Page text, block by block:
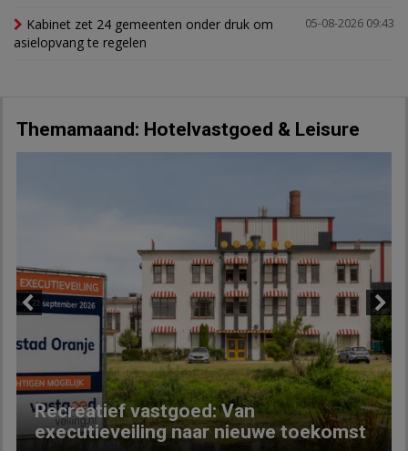
05-08-2026 09:43
Kabinet zet 24 gemeenten onder druk om
asielopvang te regelen
Themamaand: Hotelvastgoed & Leisure
Recreatief vastgoed: Van
executieveiling naar nieuwe toekomst
Next